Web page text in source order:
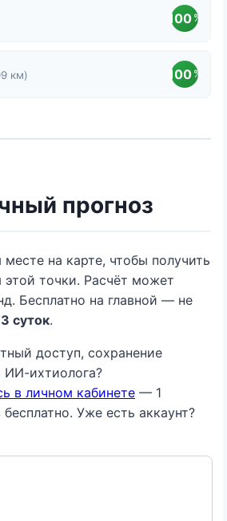
100 %
км) 100 %
прогноз
на карте, чтобы получить
этой точки. Расчёт может
Бесплатно на главной — не
суток.
доступ, сохранение
ИИ-ихтиолога?
в личном кабинете — 1
Уже есть аккаунт?